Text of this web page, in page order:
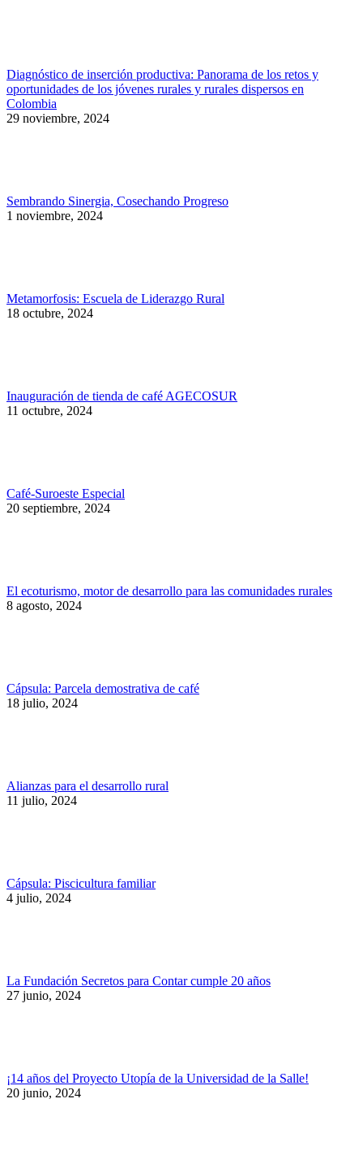
Diagnóstico de inserción productiva: Panorama de los retos y
oportunidades de los jóvenes rurales y rurales dispersos en
Colombia
29 noviembre, 2024
Sembrando Sinergia, Cosechando Progreso
1 noviembre, 2024
Metamorfosis: Escuela de Liderazgo Rural
18 octubre, 2024
Inauguración de tienda de café AGECOSUR
11 octubre, 2024
Café-Suroeste Especial
20 septiembre, 2024
El ecoturismo, motor de desarrollo para las comunidades rurales
8 agosto, 2024
Cápsula: Parcela demostrativa de café
18 julio, 2024
Alianzas para el desarrollo rural
11 julio, 2024
Cápsula: Piscicultura familiar
4 julio, 2024
La Fundación Secretos para Contar cumple 20 años
27 junio, 2024
¡14 años del Proyecto Utopía de la Universidad de la Salle!
20 junio, 2024